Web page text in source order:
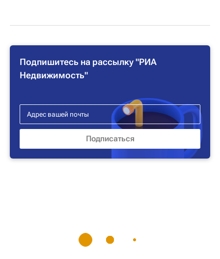
Подпишитесь на рассылку "РИА
Недвижимость"